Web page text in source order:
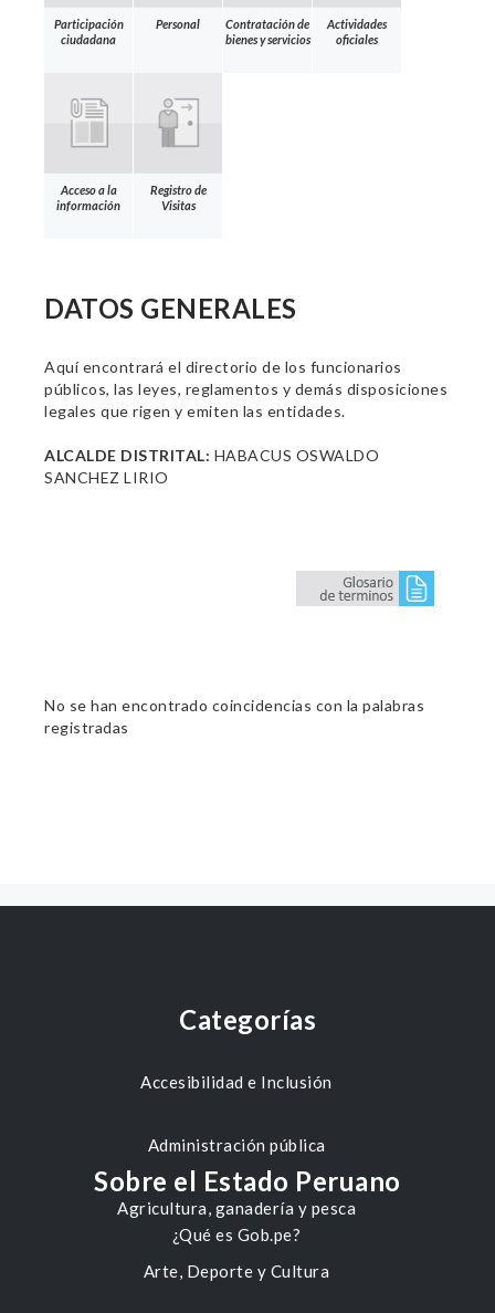
Participación
ciudadana
Personal
Contratación de
bienes y servicios
Actividades
oficiales
Acceso a la
información
Registro de
Visitas
DATOS GENERALES
Aquí encontrará el directorio de los funcionarios
públicos, las leyes, reglamentos y demás disposiciones
legales que rigen y emiten las entidades.
ALCALDE DISTRITAL: HABACUS OSWALDO
SANCHEZ LIRIO
No se han encontrado coincidencias con la palabras
registradas
Categorías
Accesibilidad e Inclusión
Administración pública
Agricultura, ganadería y pesca
Arte, Deporte y Cultura
Sobre el Estado Peruano
¿Qué es Gob.pe?